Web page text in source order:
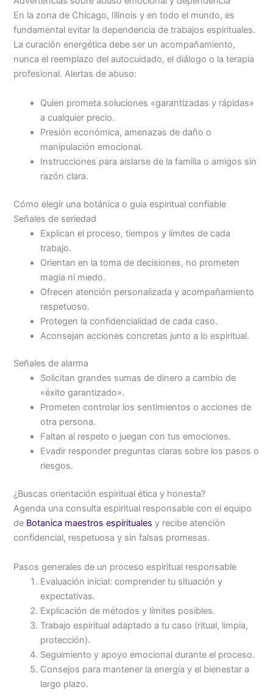
En la zona de Chicago, Illinois y en todo el mundo, es
fundamental evitar la dependencia de trabajos espirituales.
La curación energética debe ser un acompañamiento,
nunca el reemplazo del autocuidado, el diálogo o la terapia
profesional. Alertas de abuso:
Quien prometa soluciones «garantizadas y rápidas»
a cualquier precio.
Presión económica, amenazas de daño o
manipulación emocional.
Instrucciones para aislarse de la familia o amigos sin
razón clara.
Cómo elegir una botánica o guía espiritual confiable
Señales de seriedad
Explican el proceso, tiempos y límites de cada
trabajo.
Orientan en la toma de decisiones, no prometen
magia ni miedo.
Ofrecen atención personalizada y acompañamiento
respetuoso.
Protegen la confidencialidad de cada caso.
Aconsejan acciones concretas junto a lo espiritual.
Señales de alarma
Solicitan grandes sumas de dinero a cambio de
«éxito garantizado».
Prometen controlar los sentimientos o acciones de
otra persona.
Faltan al respeto o juegan con tus emociones.
Evadir responder preguntas claras sobre los pasos o
riesgos.
¿Buscas orientación espiritual ética y honesta?
Agenda una consulta espiritual responsable con el equipo
de Botanica maestros espirituales y recibe atención
confidencial, respetuosa y sin falsas promesas.
Pasos generales de un proceso espiritual responsable
Evaluación inicial: comprender tu situación y
expectativas.
Explicación de métodos y límites posibles.
Trabajo espiritual adaptado a tu caso (ritual, limpia,
protección).
Seguimiento y apoyo emocional durante el proceso.
Consejos para mantener la energía y el bienestar a
largo plazo.